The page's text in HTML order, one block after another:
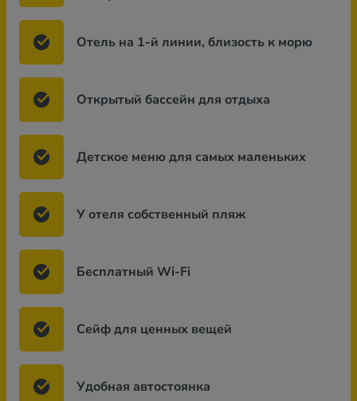
Отель на 1-й линии, близость к морю
Открытый бассейн для отдыха
Детское меню для самых маленьких
У отеля собственный пляж
Бесплатный Wi-Fi
Сейф для ценных вещей
Удобная автостоянка